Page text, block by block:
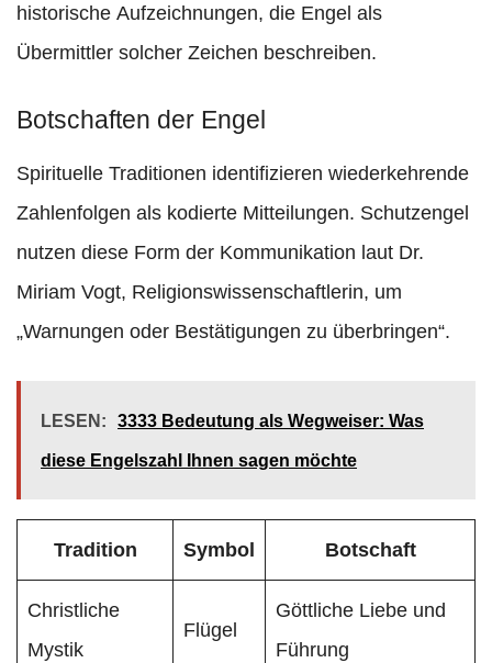
historische Aufzeichnungen, die Engel als
Übermittler solcher Zeichen beschreiben.
Botschaften der Engel
Spirituelle Traditionen identifizieren wiederkehrende
Zahlenfolgen als kodierte Mitteilungen. Schutzengel
nutzen diese Form der Kommunikation laut Dr.
Miriam Vogt, Religionswissenschaftlerin, um
„Warnungen oder Bestätigungen zu überbringen“.
LESEN: 3333 Bedeutung als Wegweiser: Was
diese Engelszahl Ihnen sagen möchte
Tradition Symbol Botschaft
Christliche
Mystik
Flügel
Göttliche Liebe und
Führung